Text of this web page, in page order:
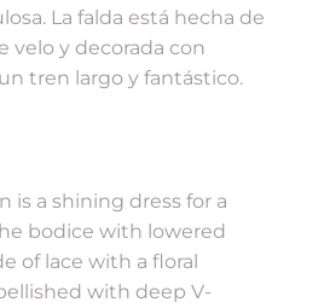
La falda está hecha de
velo y decorada con
tren largo y fantástico.
is a shining dress for a
bodice with lowered
of lace with a floral
with deep V-